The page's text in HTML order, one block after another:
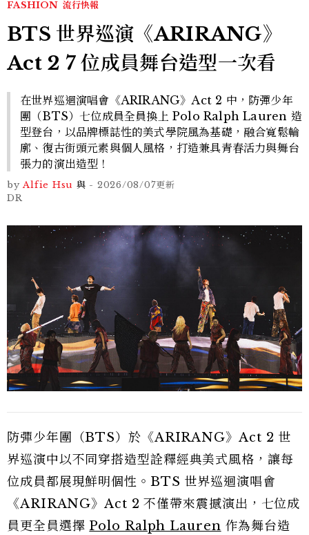
FASHION 流行快報
BTS 世界巡演《ARIRANG》
Act 2 7 位成員舞台造型一次看
在世界巡迴演唱會《ARIRANG》Act 2 中，防彈少年
團（BTS）七位成員全員換上 Polo Ralph Lauren 造
型登台，以品牌標誌性的美式學院風為基礎，融合寬鬆輪
廓、復古街頭元素與個人風格，打造兼具青春活力與舞台
張力的演出造型！
by Alfie Hsu 與 - 2026/08/07更新
DR
防彈少年團（BTS）於《ARIRANG》Act 2 世
界巡演中以不同穿搭造型詮釋經典美式風格，讓每
位成員都展現鮮明個性。BTS 世界巡迴演唱會
《ARIRANG》Act 2 不僅帶來震撼演出，七位成
員更全員選擇 Polo Ralph Lauren 作為舞台造